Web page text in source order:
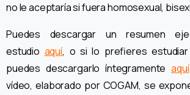
no le aceptaría si fuera homosexual,
Puedes descargar un resumen
estudio aquí, o si lo prefieres
puedes descargarlo íntegramenteaquí
vídeo, elaborado por COGAM, se